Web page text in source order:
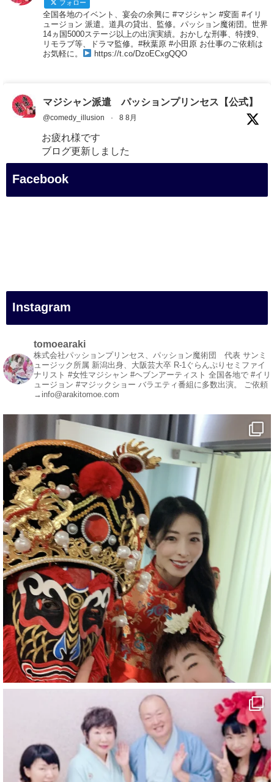
フォロー
全国各地のイベント、宴会の余興に #マジシャン #変面 #イリ
ュージョン 派遣。道具の貸出、監修。パッション魔術団。世界
14ヵ国5000ステージ以上の出演実績。おかしな刑事、特捜9、
リモラブ等、ドラマ監修。#秋葉原 #小田原 お仕事のご依頼は
お気軽に。
https://t.co/DzoECxgQQO
マジシャン派遣 パッションプリンセス【公式】
@comedy_illusion · 8 8月
お疲れ様です
ブログ更新しました
「マジシャン和歌山旅 白浜町・白良湯」
#白浜町
#変面ショー
#イベント
#宴会
#余興
1 3 X
マジシャン派遣 パッションプリンセス【公式】
@comedy_illusion · 7 8月
お疲れ様です
ブログ更新しました
「マジシャン和歌山旅 白浜町・円月島」
#企業公式がお疲れ様を言い合う
#旅行好きな人と繋がりたい
#一人旅
#女性マジシャン
#出張マジック
#マジシャン派遣
#イリュージョン
#和歌山県
#白浜町
#変面ショー
#イベント
#宴会
1 10
マジシャン派遣 パッションプリンセス【公式】
Facebook
Instagram
tomoearaki
株式会社パッションプリンセス、パッション魔術団 代表 サンミ
ュージック所属 新潟出身、大阪芸大卒 R-1ぐらんぷりセミファイ
ナリスト #女性マジシャン #ヘブンアーティスト 全国各地で #イリ
ュージョン #マジックショー バラエティ番組に多数出演。 ご依頼
→info@arakitomoe.com